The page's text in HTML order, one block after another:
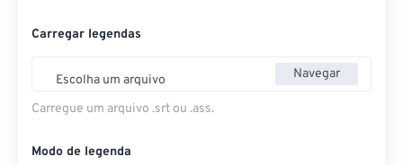
Carregar legendas
Escolha um arquivo Navegar
Carregue um arquivo .srt ou .ass.
Modo de legenda